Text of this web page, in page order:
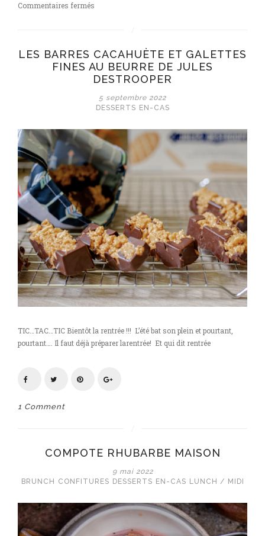
Commentaires fermés
aux
noisettes
LES BARRES CACAHUÈTE ET GALETTES
FINES AU BEURRE DE JULES
DESTROOPER
5 septembre 2022
DESSERTS EN-CAS
TIC…TAC…TIC Bientôt la rentrée !!! L’été bat son plein et pourtant,
pourtant…. Il faut déjà préparer larentrée! Et qui dit rentrée
1 Comment
COMPOTE RHUBARBE MAISON
9 mai 2022
BRUNCH
CONFITURES DESSERTS EN-CAS LUNCH / MIDI